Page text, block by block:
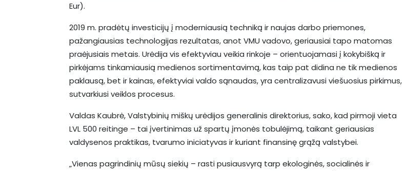
Eur).
2019 m. pradėtų investicijų į moderniausią techniką ir naujas darbo priemones,
pažangiausias technologijas rezultatas, anot VMU vadovo, geriausiai tapo matomas
praėjusiais metais. Urėdija vis efektyviau veikia rinkoje – orientuojamasi į kokybišką ir
pirkėjams tinkamiausią medienos sortimentavimą, kas taip pat didina ne tik medienos
paklausą, bet ir kainas, efektyviai valdo sąnaudas, yra centralizavusi viešuosius pirkimus,
sutvarkiusi veiklos procesus.
Valdas Kaubrė, Valstybinių miškų urėdijos generalinis direktorius, sako, kad pirmoji vieta
LVL 500 reitinge – tai įvertinimas už spartų įmonės tobulėjimą, taikant geriausias
valdysenos praktikas, tvarumo iniciatyvas ir kuriant finansinę grąžą valstybei.
„Vienas pagrindinių mūsų siekių – rasti pusiausvyrą tarp ekologinės, socialinės ir